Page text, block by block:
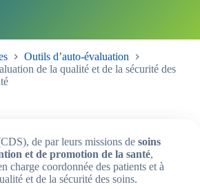
Outils d’auto-évaluation
de la qualité et de la sécurité des
de par leurs missions de soins
et de promotion de la santé,
charge coordonnée des patients et à
et de la sécurité des soins.